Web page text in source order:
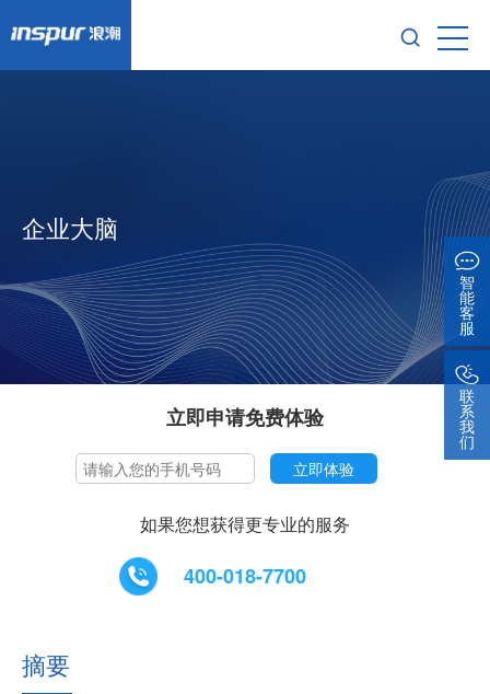
企业大脑
立即申请免费体验
如果您想获得更专业的服务
400-018-7700
摘要
智
能
客
服
联
系
我
们